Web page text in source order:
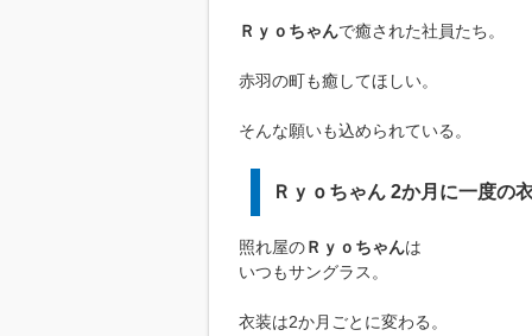
Ｒｙｏちゃんで癒された社員たち。
赤羽の町も癒してほしい。
そんな願いも込められている。
Ｒｙｏちゃん 2か月に一度の
照れ屋のＲｙｏちゃんは
いつもサングラス。
衣装は2か月ごとに変わる。